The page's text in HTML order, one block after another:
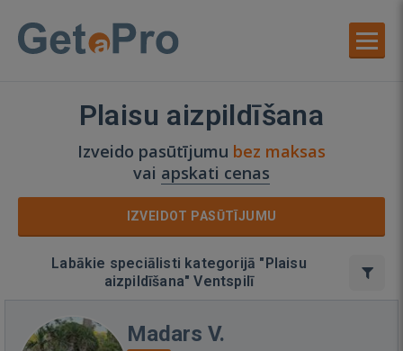
Plaisu aizpildīšana
Izveido pasūtījumu bez maksas
vai apskati cenas
IZVEIDOT PASŪTĪJUMU
Labākie speciālisti kategorijā "Plaisu
aizpildīšana" Ventspilī
Madars V.